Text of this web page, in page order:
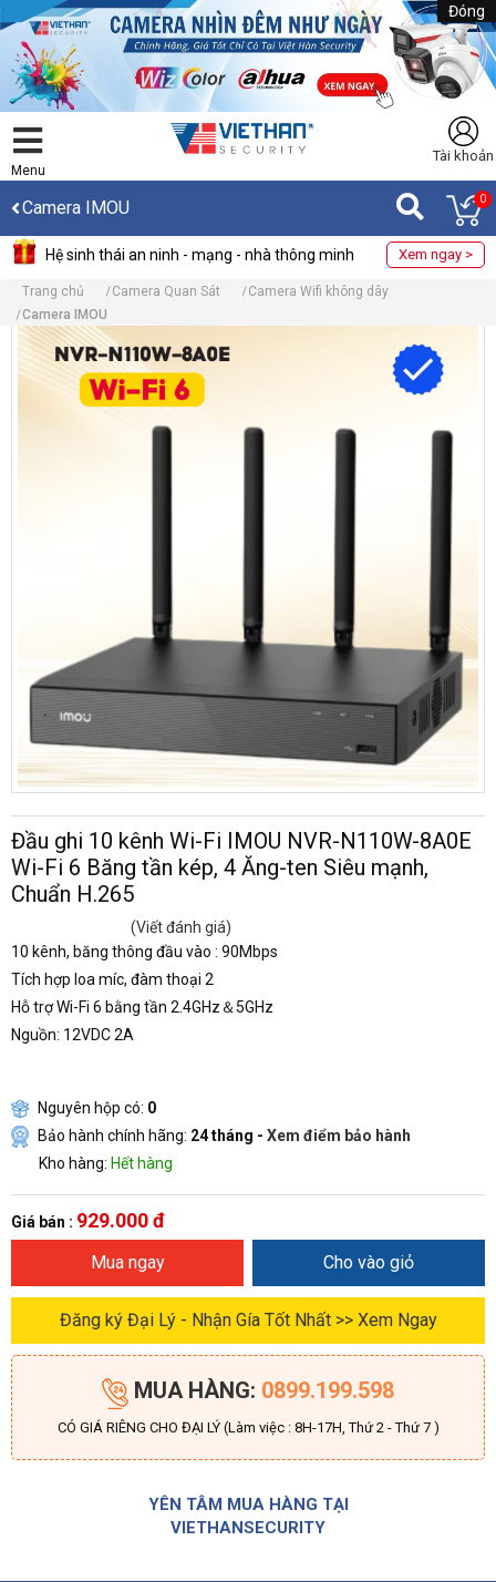
Đóng
Menu
Tài khoản
Camera IMOU 0
Hệ sinh thái an ninh - mạng - nhà thông minh Xem ngay >
Trang chủ Camera Quan Sát
Camera Wifi không dây
Camera IMOU
Đầu ghi 10 kênh Wi-Fi IMOU NVR-N110W-8A0E
Wi-Fi 6 Băng tần kép, 4 Ăng-ten Siêu mạnh,
Chuẩn H.265
(Viết đánh giá)
10 kênh, băng thông đầu vào : 90Mbps
Tích hợp loa míc, đàm thoại 2
Hỗ trợ Wi-Fi 6 bằng tần 2.4GHz＆5GHz
Nguồn: 12VDC 2A
Nguyên hộp có: 0
Bảo hành chính hãng: 24 tháng - Xem điểm bảo hành
Kho hàng: Hết hàng
Giá bán : 929.000 đ
Mua ngay Cho vào giỏ
Đăng ký Đại Lý - Nhận Gía Tốt Nhất >> Xem Ngay
MUA HÀNG: 0899.199.598
CÓ GIÁ RIÊNG CHO ĐẠI LÝ (Làm việc : 8H-17H, Thứ 2 - Thứ 7 )
YÊN TÂM MUA HÀNG TẠI
VIETHANSECURITY